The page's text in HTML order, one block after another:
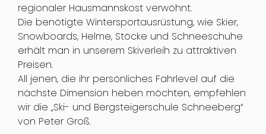
regionaler Hausmannskost verwöhnt.
Die benötigte Wintersportausrüstung, wie Skier,
Snowboards, Helme, Stöcke und Schneeschuhe
erhält man in unserem Skiverleih zu attraktiven
Preisen.
All jenen, die ihr persönliches Fahrlevel auf die
nächste Dimension heben möchten, empfehlen
wir die „Ski- und Bergsteigerschule Schneeberg“
von Peter Groß.